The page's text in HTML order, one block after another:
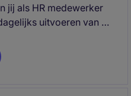
jij als HR medewerker
uitvoeren van HR
leidinggevende en zorg
HR-processen.